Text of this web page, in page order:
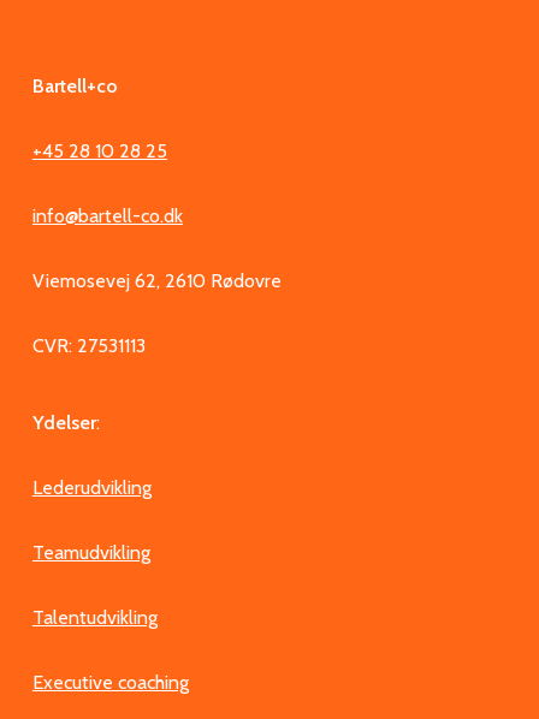
Bartell+co
+45 28 10 28 25
info@bartell-co.dk
Viemosevej 62, 2610 Rødovre
CVR: 27531113
Ydelser:
Lederudvikling
Teamudvikling
Talentudvikling
Executive coaching